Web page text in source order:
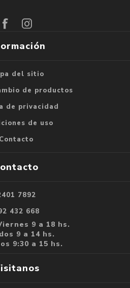
del sitio
de productos
de privacidad
de uso
Contacto
7892
432 668
9 a 18 hs.
9 a 14 hs.
9:30 a 15 hs.